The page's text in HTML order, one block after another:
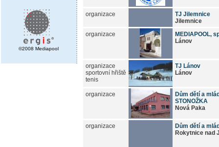
©2008 Mediapool
organizace
TJ Jilemnice
Jilemnice
organizace
MEDIAPOOL,
Lánov
organizace
sportovní hřiště
tenis
TJ Lánov
Lánov
organizace
Dům dětí a
STONOŽKA
Nová Paka
organizace
Dům dětí a
Rokytnice nad